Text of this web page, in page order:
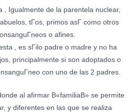
, Igualmente de la parentela nuclear,
tГ­os, primos asГ­ como otros
o afines.
, es sГіlo padre o madre y no ha
principalmente si son adoptados o
con uno de las 2 padres.
al afirmar В«familiaВ» se permite
y diferentes en las que se realiza